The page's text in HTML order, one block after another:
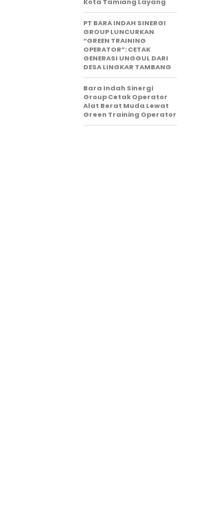
Kota Tamiang Layang
PT BARA INDAH SINERGI
GROUP LUNCURKAN
“GREEN TRAINING
OPERATOR”: CETAK
GENERASI UNGGUL DARI
DESA LINGKAR TAMBANG
Bara Indah Sinergi
Group Cetak Operator
Alat Berat Muda Lewat
Green Training Operator